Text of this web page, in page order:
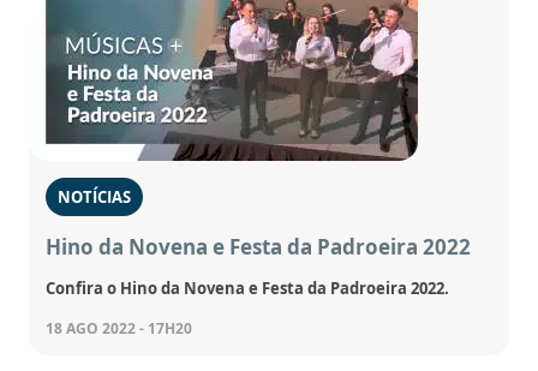
NOTÍCIAS
Hino da Novena e Festa da Padroeira 2022
Confira o Hino da Novena e Festa da Padroeira 2022.
18 AGO 2022 - 17H20